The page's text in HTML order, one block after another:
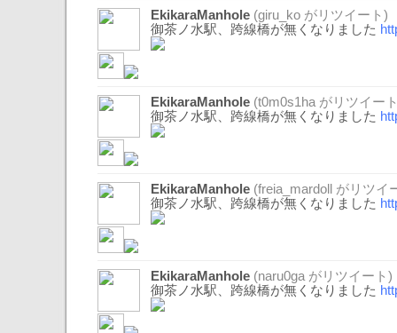
EkikaraManhole (giru_ko がリツイート)
御茶ノ水駅、跨線橋が無くなりました
EkikaraManhole (t0m0s1ha がリツイー
御茶ノ水駅、跨線橋が無くなりました
EkikaraManhole (freia_mardoll
がリツイ
御茶ノ水駅、跨線橋が無くなりました
EkikaraManhole (naru0ga がリツイート)
御茶ノ水駅、跨線橋が無くなりました